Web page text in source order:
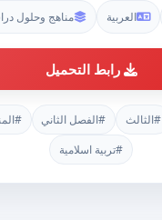
العربية مناهج وحلول
رابط التحميل
#الثالث #الفصل الثاني
#تربية اسلامية